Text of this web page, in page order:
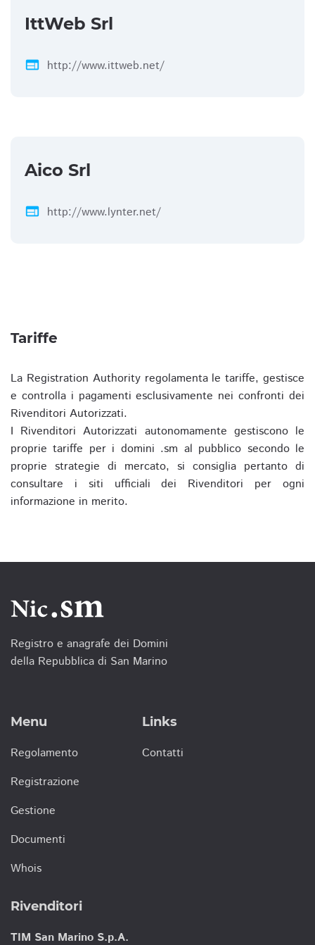
IttWeb Srl
web http://www.ittweb.net/
Aico Srl
web http://www.lynter.net/
Tariffe
La Registration Authority regolamenta le tariffe, gestisce
e controlla i pagamenti esclusivamente nei confronti dei
Rivenditori Autorizzati.
I Rivenditori Autorizzati autonomamente gestiscono le
proprie tariffe per i domini .sm al pubblico secondo le
proprie strategie di mercato, si consiglia pertanto di
consultare i siti ufficiali dei Rivenditori per ogni
informazione in merito.
Registro e anagrafe dei Domini
della Repubblica di San Marino
Menu
Regolamento
Registrazione
Gestione
Documenti
Whois
Links
Contatti
Rivenditori
TIM San Marino S.p.A.